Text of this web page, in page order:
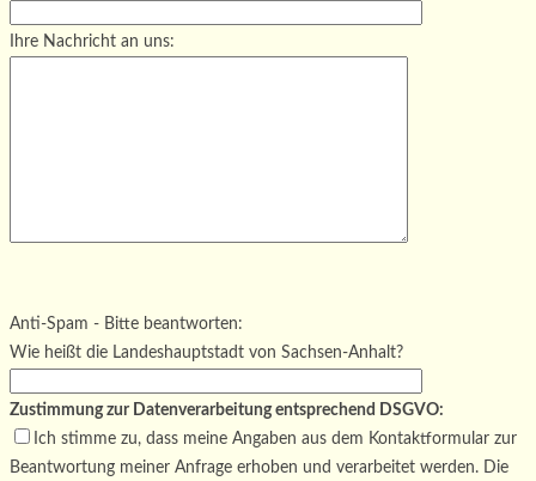
Ihre Nachricht an uns:
Bitte lasse dieses Feld leer.
Anti-Spam - Bitte beantworten:
Wie heißt die Landeshauptstadt von Sachsen-Anhalt?
Zustimmung zur Datenverarbeitung entsprechend DSGVO:
Ich stimme zu, dass meine Angaben aus dem Kontaktformular zur
Beantwortung meiner Anfrage erhoben und verarbeitet werden. Die